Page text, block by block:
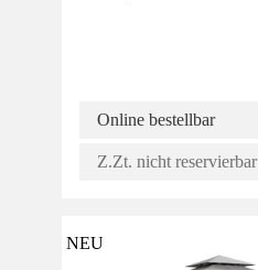
Online bestellbar
Z.Zt. nicht reservierbar
NEU